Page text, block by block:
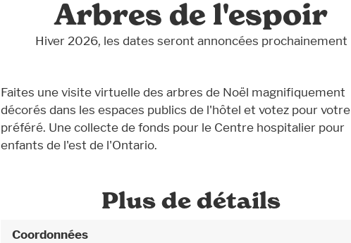
Arbres de l'espoir
Hiver 2026, les dates seront annoncées prochainement
Faites une visite virtuelle des arbres de Noël magnifiquement
décorés dans les espaces publics de l'hôtel et votez pour votre
préféré. Une collecte de fonds pour le Centre hospitalier pour
enfants de l'est de l'Ontario.
Plus de détails
Coordonnées